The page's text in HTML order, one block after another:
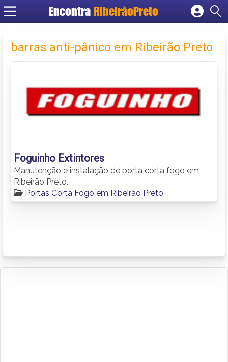
Encontra RibeirãoPreto
Cadastrar empresa
Criar conta
barras anti-pânico em Ribeirão Preto
Foguinho Extintores
Manutenção e instalação de porta corta fogo em
Ribeirão Preto.
Portas Corta Fogo em Ribeirão Preto